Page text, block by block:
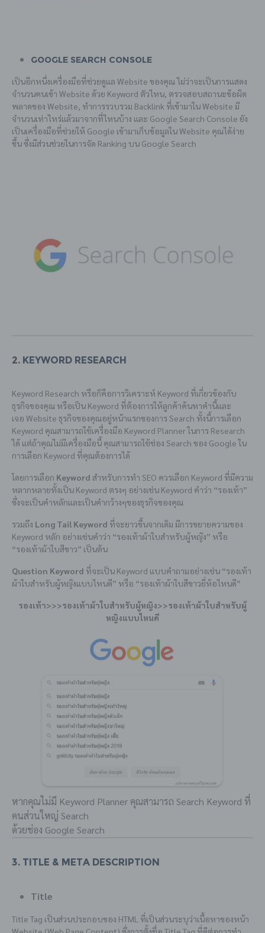
Google Search Console
เป็นอีกหนึ่งเครื่องมือที่ช่วยดูแล Website ของคุณ ไม่ว่าจะเป็นการแสดง
จำนวนคนเข้า Website ด้วย Keyword ตัวไหน, ตรวจสอบสถานะข้อผิด
พลาดของ Website, ทำการรวบรวม Backlink ที่เข้ามาใน Website มี
จำนวนเท่าไหร่แล้วมาจากที่ไหนบ้าง และ Google Search Console ยัง
เป็นเครื่องมือที่ช่วยให้ Google เข้ามาเก็บข้อมูลใน Website คุณได้ง่าย
ขึ้น ซึ่งมีส่วนช่วยในการจัด Ranking บน Google Search
2. Keyword Research
Keyword Research หรือก็คือการวิเคราะห์ Keyword ที่เกี่ยวข้องกับ
ธุรกิจของคุณ หรือเป็น Keyword ที่ต้องการให้ลูกค้าค้นหาคำนี้และ
เจอ Website ธุรกิจของคุณอยู่หน้าแรกของการ Search ทั้งนี้การเลือก
Keyword คุณสามารถใช้เครื่องมือ Keyword Planner ในการ Research
ได้ แต่ถ้าคุณไม่มีเครื่องมือนี้ คุณสามารถใช้ช่อง Search ของ Google ใน
การเลือก Keyword ที่คุณต้องการได้
โดยการเลือก Keyword สำหรับการทำ SEO ควรเลือก Keyword ที่มีความ
หลากหลายทั้งเป็น Keyword ตรงๆ อย่างเช่น Keyword คำว่า “รองเท้า”
ซึ่งจะเป็นคำหลักและเป็นคำกว้างๆของธุรกิจของคุณ
รวมถึง Long Tail Keyword ที่จะยาวขึ้นจากเดิม มีการขยายความของ
Keyword หลัก อย่างเช่นคำว่า “รองเท้าผ้าใบสำหรับผู้หญิง” หรือ
“รองเท้าผ้าใบสีขาว” เป็นต้น
Question Keyword ที่จะเป็น Keyword แบบคำถามอย่างเช่น “รองเท้า
ผ้าใบสำหรับผู้หญิงแบบไหนดี” หรือ “รองเท้าผ้าใบสีขาวยี่ห้อไหนดี”
รองเท้า>>>รองเท้าผ้าใบสำหรับผู้หญิง>>รองเท้าผ้าใบสำหรับผู้
หญิงแบบไหนดี
หากคุณไม่มี Keyword Planner คุณสามารถ Search Keyword ที่
คนส่วนใหญ่ Search
ด้วยช่อง Google Search
3. Title & Meta Description
Title
Title Tag เป็นส่วนประกอบของ HTML ที่เป็นส่วนระบุว่าเนื้อหาของหน้า